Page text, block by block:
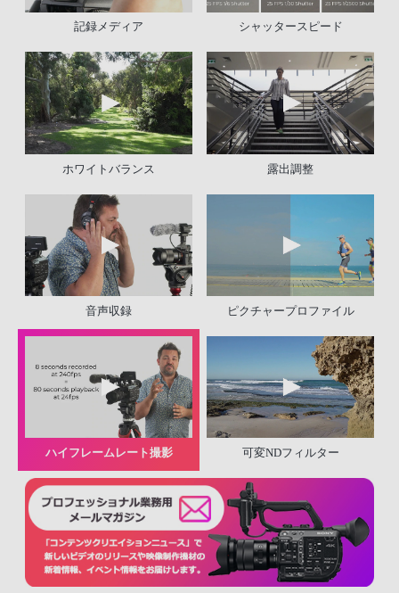
記録メディア シャッタースピード
ホワイトバランス 露出調整
音声収録 ピクチャープロファイル
ハイフレームレート撮影 可変NDフィルター